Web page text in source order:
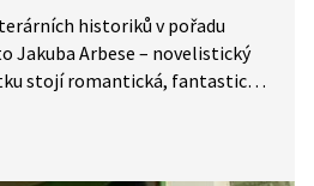
historiků v pořadu
Jakuba Arbese – novelistický
stojí romantická, fantastická